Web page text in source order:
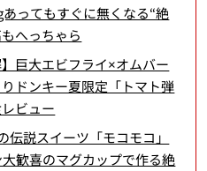
ってもすぐに無くなる“絶
へっちゃら
巨大エビフライ×オムバー
ドンキー夏限定「トマト弾
ビュー
伝説スイーツ「モコモコ」
歓喜のマグカップで作る絶